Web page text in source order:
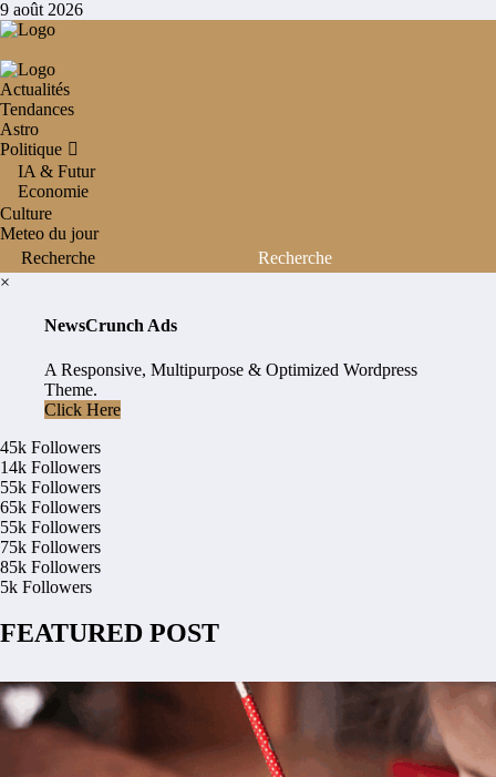
Aller
au
9 août 2026
Actualités
Tendances
Astro
Politique
IA & Futur
Economie
Culture
Meteo du jour
×
NewsCrunch Ads
A Responsive, Multipurpose & Optimized Wordpress
Theme.
Click Here
45k Followers
14k Followers
55k Followers
65k Followers
55k Followers
75k Followers
85k Followers
5k Followers
FEATURED POST